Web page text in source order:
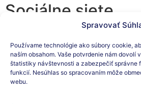
Spravovať
Používame technológie ako súbory cookie,
naším obsahom. Vaše potvrdenie nám dovolí
štatistiky návštevnosti a zabezpečiť správne
funkcií. Nesúhlas so spracovaním môže
webu.
Sociálne siete
Prihláste sa na odber
nášho newslettera